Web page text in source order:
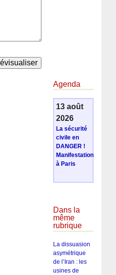
Agenda
13 août
2026
La sécurité
civile en
DANGER !
Manifestation
à Paris
Dans la
même
rubrique
La dissuasion
asymétrique
de l’Iran : les
usines de